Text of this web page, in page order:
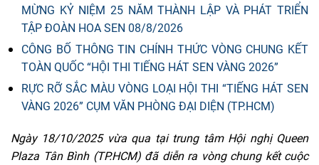
MỪNG KỶ NIỆM 25 NĂM THÀNH LẬP VÀ PHÁT TRIỂN
TẬP ĐOÀN HOA SEN 08/8/2026
CÔNG BỐ THÔNG TIN CHÍNH THỨC VÒNG CHUNG KẾT
TOÀN QUỐC “HỘI THI TIẾNG HÁT SEN VÀNG 2026”
RỰC RỠ SẮC MÀU VÒNG LOẠI HỘI THI “TIẾNG HÁT SEN
VÀNG 2026” CỤM VĂN PHÒNG ĐẠI DIỆN (TP.HCM)
Ngày 18/10/2025 vừa qua tại trung tâm Hội nghị Queen
Plaza Tân Bình (TP.HCM) đã diễn ra vòng chung kết cuộc